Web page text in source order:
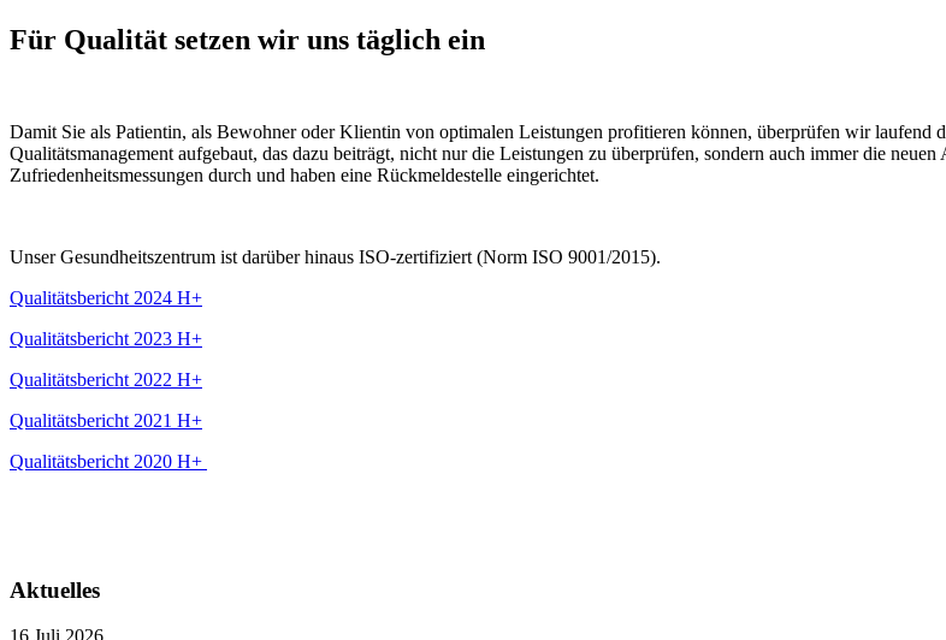
Für Qualität setzen wir uns täglich ein
Damit Sie als Patientin, als Bewohner oder Klientin von optimalen Leistungen profitieren können, überprüfen wir laufend
Qualitätsmanagement aufgebaut, das dazu beiträgt, nicht nur die Leistungen zu überprüfen, sondern auch immer die
Zufriedenheitsmessungen durch und haben eine Rückmeldestelle eingerichtet.
Unser Gesundheitszentrum ist darüber hinaus ISO-zertifiziert (Norm ISO 9001/2015).
Qualitätsbericht 2024 H+
Qualitätsbericht 2023 H+
Qualitätsbericht 2022 H+
Qualitätsbericht 2021 H+
Qualitätsbericht 2020 H+
Aktuelles